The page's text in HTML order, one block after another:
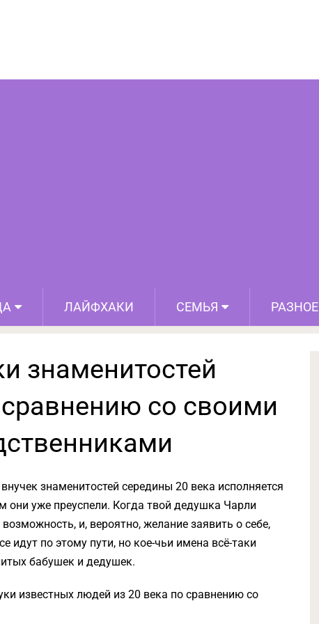
ЛАЙФХАКИ СЕМЬЯ РАЗНОЕ
знаменитостей прошлого века по
легендарными родственниками
знаменитостей
со своими
знаменитостей середины 20 века исполняется
они уже преуспели. Когда твой дедушка Чарли
и, вероятно, желание заявить о себе,
по этому пути, но кое-чьи имена всё-таки
бабушек и дедушек.
известных людей из 20 века по сравнению со